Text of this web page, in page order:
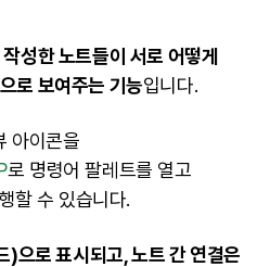
성한 노트들이 서로 어떻게
로 보여주는 기능입니다.
아이콘을
로 명령어 팔레트를 열고
할 수 있습니다.
)으로 표시되고, 노트 간 연결은